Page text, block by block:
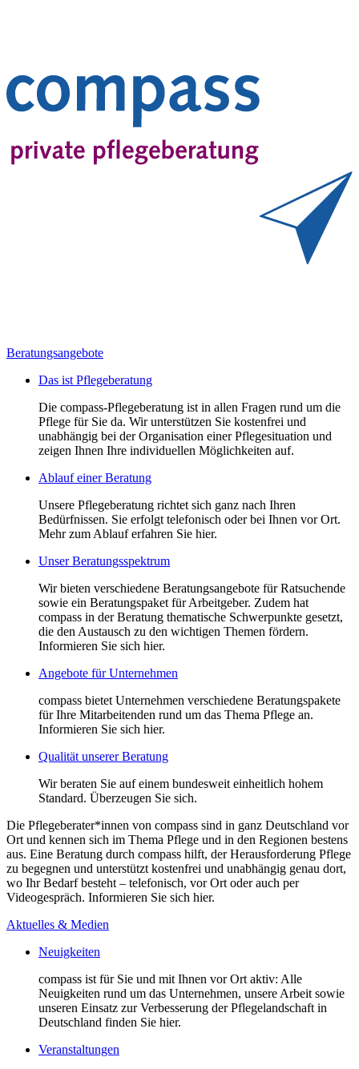
Beratungsangebote
Das ist Pflegeberatung
Die compass-Pflegeberatung ist in allen Fragen rund um die
Pflege für Sie da. Wir unterstützen Sie kostenfrei und
unabhängig bei der Organisation einer Pflegesituation und
zeigen Ihnen Ihre individuellen Möglichkeiten auf.
Ablauf einer Beratung
Unsere Pflegeberatung richtet sich ganz nach Ihren
Bedürfnissen. Sie erfolgt telefonisch oder bei Ihnen vor Ort.
Mehr zum Ablauf erfahren Sie hier.
Unser Beratungsspektrum
Wir bieten verschiedene Beratungsangebote für Ratsuchende
sowie ein Beratungspaket für Arbeitgeber. Zudem hat
compass in der Beratung thematische Schwerpunkte gesetzt,
die den Austausch zu den wichtigen Themen fördern.
Informieren Sie sich hier.
Angebote für Unternehmen
compass bietet Unternehmen verschiedene Beratungspakete
für Ihre Mitarbeitenden rund um das Thema Pflege an.
Informieren Sie sich hier.
Qualität unserer Beratung
Wir beraten Sie auf einem bundesweit einheitlich hohem
Standard. Überzeugen Sie sich.
Die Pflegeberater*innen von compass sind in ganz Deutschland vor
Ort und kennen sich im Thema Pflege und in den Regionen bestens
aus. Eine Beratung durch compass hilft, der Herausforderung Pflege
zu begegnen und unterstützt kostenfrei und unabhängig genau dort,
wo Ihr Bedarf besteht – telefonisch, vor Ort oder auch per
Videogespräch. Informieren Sie sich hier.
Aktuelles & Medien
Neuigkeiten
compass ist für Sie und mit Ihnen vor Ort aktiv: Alle
Neuigkeiten rund um das Unternehmen, unsere Arbeit sowie
unseren Einsatz zur Verbesserung der Pflegelandschaft in
Deutschland finden Sie hier.
Veranstaltungen